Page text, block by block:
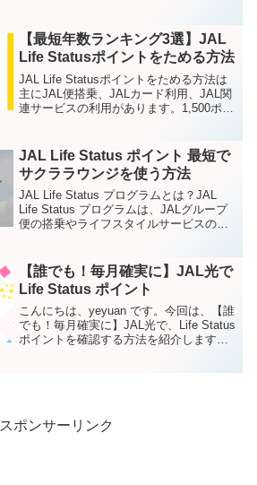
【最短年数ランキング3選】JAL
Life Statusポイントをためる方法
JAL Life Statusポイントをためる方法は
主にJAL便搭乗、JALカード利用、JAL関
連サービスの利用があります。1,500ポイ
1,500ポイントをためる方...
JAL Life Status ポイント 最短で
サクララウンジを使う方法
JAL Life Status プログラムとは？JAL
Life Status プログラムは、JALグループ
便の搭乗やライフスタイルサービスの利
St...
【誰でも！毎月確実に】JAL光で
Life Status ポイント
こんにちは、yeyuan です。今回は、【誰
でも！毎月確実に】JAL光で、Life Status
ポイントを確認する方法を紹介します。-
スポンサーリンク